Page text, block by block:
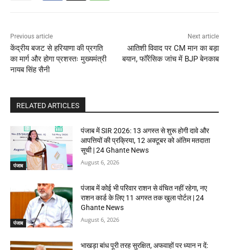
Previous article
केंद्रीय बजट से हरियाणा की प्रगति
का मार्ग और होगा प्रशस्तः मुख्यमंत्री
नायब सिंह सैनी
Next article
आतिशी विवाद पर CM मान का बड़ा
बयान, फॉरेंसिक जांच में BJP बेनकाब
RELATED ARTICLES
पंजाब
पंजाब में SIR 2026: 13 अगस्त से शुरू होगी दावे और
आपत्तियों की प्रक्रिया, 12 अक्टूबर को अंतिम मतदाता
सूची | 24 Ghante News
August 6, 2026
पंजाब
पंजाब में कोई भी परिवार राशन से वंचित नहीं रहेगा, नए
राशन कार्ड के लिए 11 अगस्त तक खुला पोर्टल | 24
Ghante News
August 6, 2026
भाखड़ा बांध पूरी तरह सुरक्षित, अफवाहों पर ध्यान न दें: